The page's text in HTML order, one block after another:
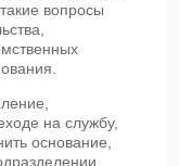
вопросы
на службу,
основание,